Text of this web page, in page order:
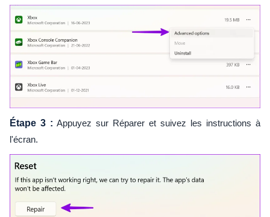
Étape 3 : Appuyez sur Réparer et suivez les instructions à
l'écran.